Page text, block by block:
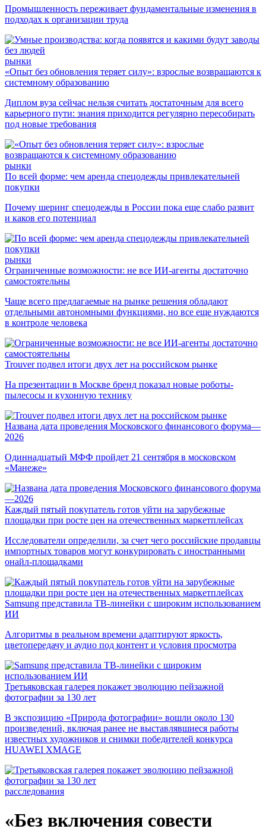
Промышленность переживает фундаментальные изменения в
подходах к организации труда
рынки
«Опыт без обновления теряет силу»: взрослые возвращаются к
системному образованию
Диплом вуза сейчас нельзя считать достаточным для всего
карьерного пути: знания приходится регулярно пересобирать
под новые требования
рынки
По всей форме: чем аренда спецодежды привлекательней
покупки
Почему шеринг спецодежды в России пока еще слабо развит
и каков его потенциал
рынки
Ограниченные возможности: не все ИИ-агенты достаточно
самостоятельны
Чаще всего предлагаемые на рынке решения обладают
отдельными автономными функциями, но все еще нуждаются
в контроле человека
Trouver подвел итоги двух лет на российском рынке
На презентации в Москве бренд показал новые роботы-
пылесосы и кухонную технику
Названа дата проведения Московского финансового форума—
2026
Одиннадцатый МФФ пройдет 21 сентября в московском
«Манеже»
Каждый пятый покупатель готов уйти на зарубежные
площадки при росте цен на отечественных маркетплейсах
Исследователи определили, за счет чего российские продавцы
импортных товаров могут конкурировать с иностранными
онайл-площадками
Samsung представила ТВ-линейки с широким использованием
ИИ
Алгоритмы в реальном времени адаптируют яркость,
цветопередачу и аудио под контент и условия просмотра
Третьяковская галерея покажет эволюцию пейзажной
фотографии за 130 лет
В экспозицию «Природа фотографии» вошли около 130
произведений, включая ранее не выставлявшиеся работы
известных художников и снимки победителей конкурса
HUAWEI XMAGE
расследования
«Без включения совести